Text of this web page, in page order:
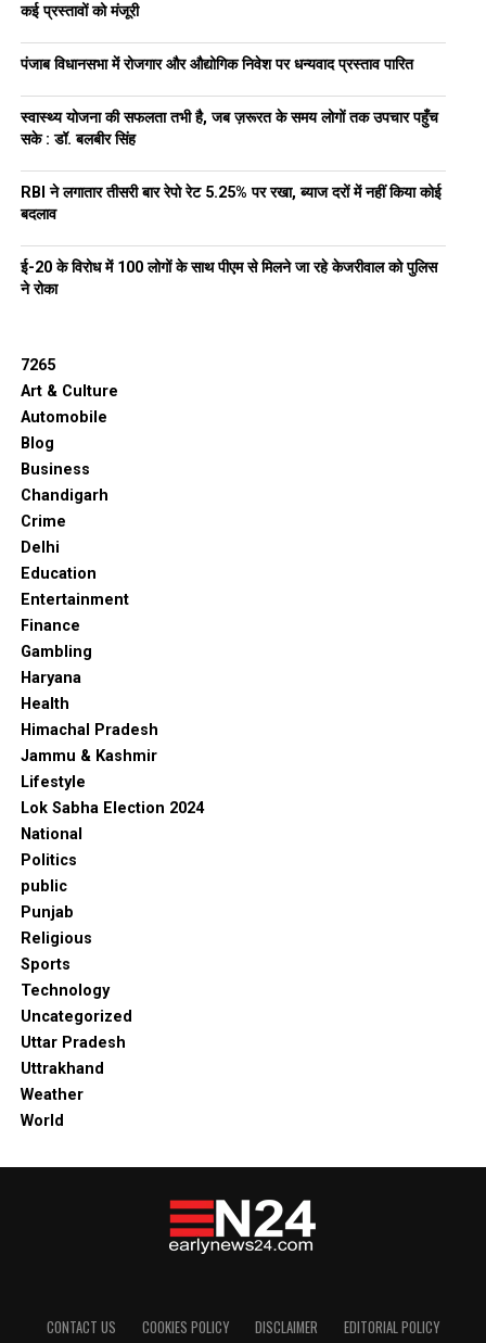
कई प्रस्तावों को मंजूरी
पंजाब विधानसभा में रोजगार और औद्योगिक निवेश पर धन्यवाद प्रस्ताव पारित
स्वास्थ्य योजना की सफलता तभी है, जब ज़रूरत के समय लोगों तक उपचार पहुँच
सके : डॉ. बलबीर सिंह
RBI ने लगातार तीसरी बार रेपो रेट 5.25% पर रखा, ब्याज दरों में नहीं किया कोई
बदलाव
ई-20 के विरोध में 100 लोगों के साथ पीएम से मिलने जा रहे केजरीवाल को पुलिस
ने रोका
7265
Art & Culture
Automobile
Blog
Business
Chandigarh
Crime
Delhi
Education
Entertainment
Finance
Gambling
Haryana
Health
Himachal Pradesh
Jammu & Kashmir
Lifestyle
Lok Sabha Election 2024
National
Politics
public
Punjab
Religious
Sports
Technology
Uncategorized
Uttar Pradesh
Uttrakhand
Weather
World
CONTACT US COOKIES POLICY DISCLAIMER EDITORIAL POLICY